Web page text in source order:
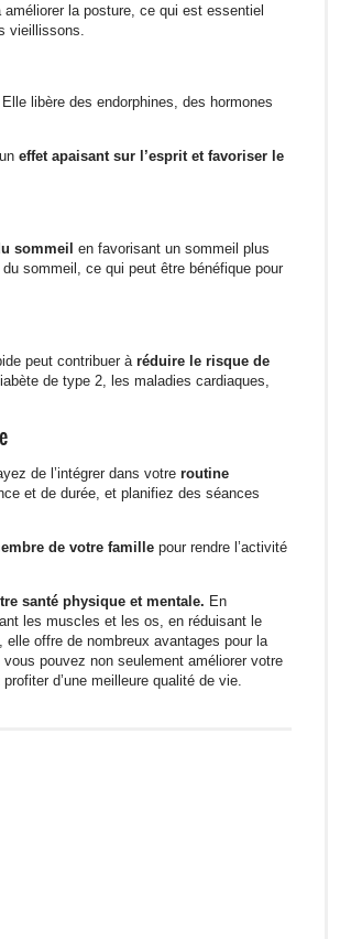
la posture, ce qui est essentiel
vieillissons.
Elle libère des endorphines, des hormones
effet apaisant sur l’esprit et favoriser le
sommeil en favorisant un sommeil plus
sommeil, ce qui peut être bénéfique pour
peut contribuer à réduire le risque de
de type 2, les maladies cardiaques,
de l’intégrer dans votre routine
et de durée, et planifiez des séances
de votre famille pour rendre l’activité
santé physique et mentale. En
les muscles et les os, en réduisant le
offre de nombreux avantages pour la
pouvez non seulement améliorer votre
d’une meilleure qualité de vie.